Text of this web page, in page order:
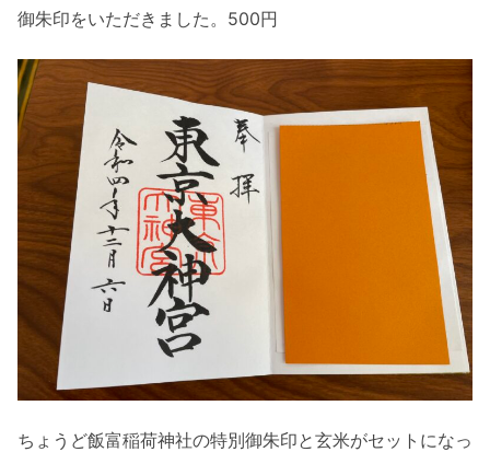
御朱印をいただきました。500円
ちょうど飯富稲荷神社の特別御朱印と玄米がセットになっ